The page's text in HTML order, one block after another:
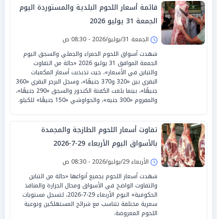
قائمة أسعار اللحوم البلدية والمستوردة اليوم
الجمعة 31 يوليو 2026
الجمعة 31/يوليو/2026 - 08:30 ص
شهدت أسواق اللحوم الحمراء والجملي والسجق اليوم
الجمعة الموافق 31 يوليو 2026 «حالة من التفاوت
والتباين في الأسعار»، حيث تذبذبت أسعار المكعبات
البقري بين «320 و370 جنيهًا»، وسجل البرجر البقري «360
جنيهًا»، بينما بلغت الكفتة الكندوز والسجق «290 جنيهًا»،
والمفروم «300 جنيه»، والحواوشي «150 جنيهًا» للكيلو.
تفاوت أسعار اللحوم الطازجة والمجمدة
بالأسواق اليوم الأربعاء 29-7-2026
الأربعاء 29/يوليو/2026 - 08:30 ص
شهدت أسعار اللحوم بجميع أنواعها «حالة من التباين
والتفاوت الواضح في الأسواق ومحال الجزارة والمنافذ
الحكومية» اليوم الأربعاء 29-7-2026، لتسجل مستويات
سعرية مختلفة تتناسب مع شرائح المستهلكين ونوعية
اللحوم المعروضة.